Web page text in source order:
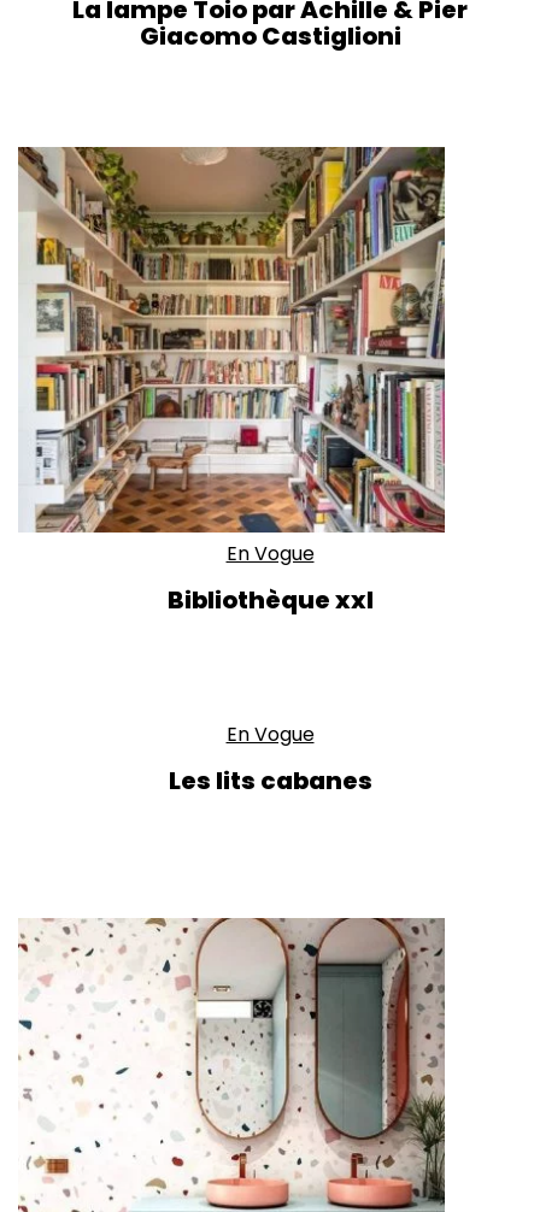
La lampe Toio par Achille & Pier
Giacomo Castiglioni
En Vogue
Bibliothèque xxl
En Vogue
Les lits cabanes